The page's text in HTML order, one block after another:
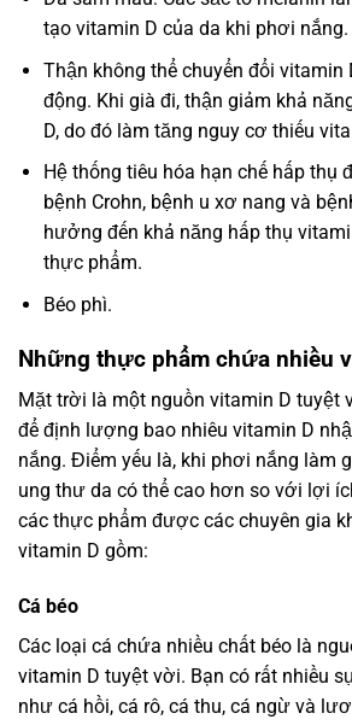
tạo vitamin D của da khi phơi nắng.
Thận không thể chuyển đổi vitamin
động. Khi già đi, thận giảm khả
D, do đó làm tăng nguy cơ thiếu
Hệ thống tiêu hóa hạn chế hấp thụ
bệnh Crohn, bệnh u xơ nang và
hưởng đến khả năng hấp thụ
thực phẩm.
Béo phì.
Những thực phẩm chứa nhiều
Mặt trời là một nguồn vitamin D tuyệt
để định lượng bao nhiêu vitamin D
nắng. Điểm yếu là, khi phơi nắng làm
ung thư da có thể cao hơn so với lợi
các thực phẩm được các chuyên gia
vitamin D gồm:
Cá béo
Các loại cá chứa nhiều chất béo là
vitamin D tuyệt vời. Bạn có rất nhiều
như cá hồi, cá rô, cá thu, cá ngừ và